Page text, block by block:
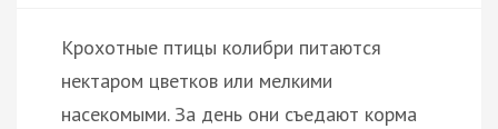
Крохотные птицы колибри питаются
нектаром цветков или мелкими
насекомыми. За день они съедают корма